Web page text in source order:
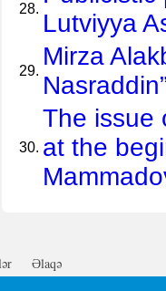
28.
Lutviyya
29.
Mirza
30.
The issue
at the
Əlaqə